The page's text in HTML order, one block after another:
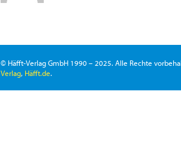
© Häfft-Verlag GmbH 1990 – 2025. Alle Rechte
Verlag, Häfft.de.